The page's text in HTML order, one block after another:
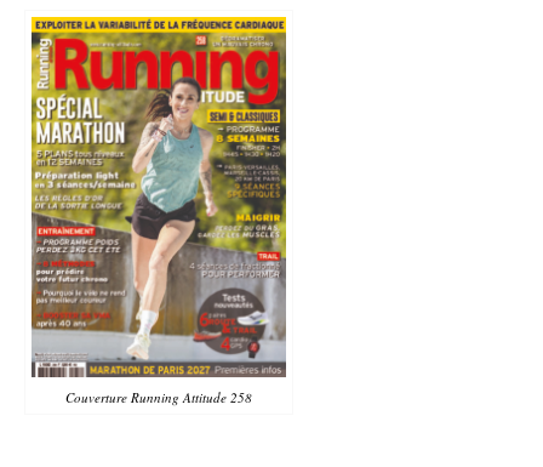
Couverture Running Attitude 258